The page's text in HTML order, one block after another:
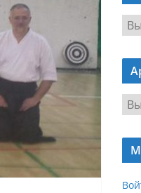
Н
а
в
г
я
р
х